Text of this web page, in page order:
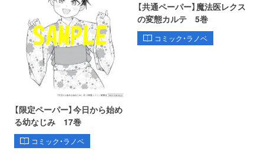
【限定ペーパー】今日から始め
る幼なじみ 17巻
コミック・ラノベ
【共通ペーパー】魔法医レクス
の変態カルテ 5巻
コミック・ラノベ